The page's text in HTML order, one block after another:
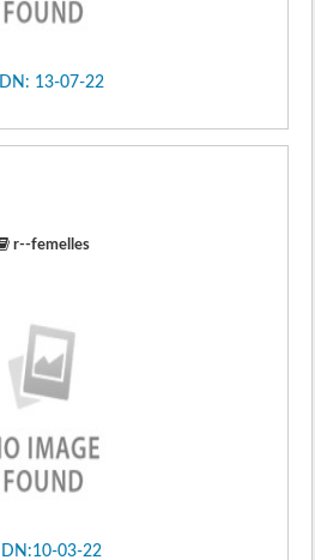
DN: 13-07-22
r--femelles
DN:10-03-22